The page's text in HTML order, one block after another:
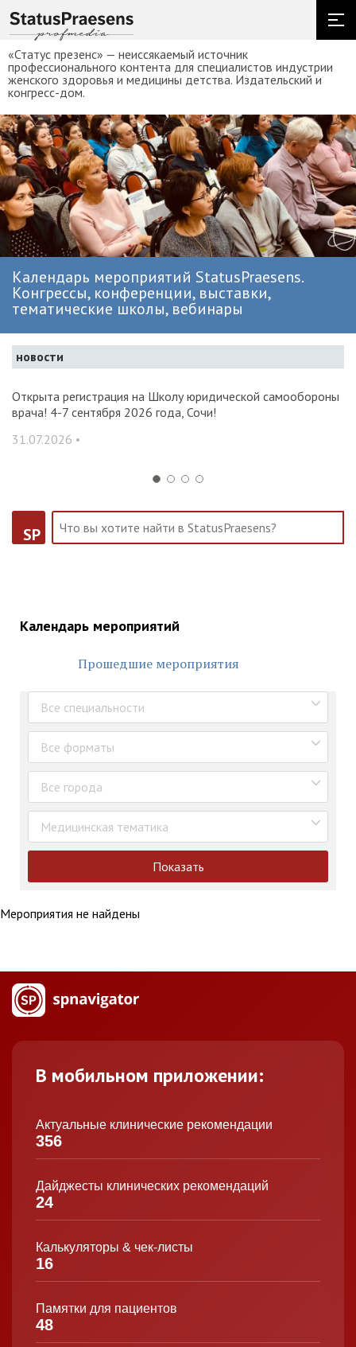
«Статус презенс» — неиссякаемый источник
профессионального контента для специалистов индустрии
женского здоровья и медицины детства. Издательский и
конгресс-дом.
Календарь мероприятий StatusPraesens.
Конгрессы, конференции, выставки,
тематические школы, вебинары
новости
Открыта регистрация на Школу юридической самообороны
врача! 4-7 сентября 2026 года, Сочи!
31.07.2026 •
SP
Календарь мероприятий
Прошедшие мероприятия
Все специальности
Все форматы
Все города
Медицинская тематика
Показать
Мероприятия не найдены
В мобильном приложении:
Актуальные клинические рекомендации
356
Дайджесты клинических рекомендаций
24
Калькуляторы & чек-листы
16
Памятки для пациентов
48